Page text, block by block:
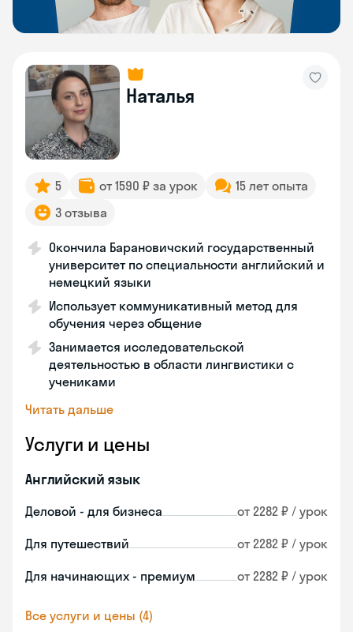
Наталья
5 от 1590 ₽ за урок
15 лет опыта
3 отзыва
Окончила Барановичский государственный
университет по специальности английский и
немецкий языки
Использует коммуникативный метод для
обучения через общение
Занимается исследовательской
деятельностью в области лингвистики с
учениками
Читать дальше
Услуги и цены
Английский язык
Деловой - для бизнеса от 2282 ₽ / урок
Для путешествий от 2282 ₽ / урок
Для начинающих - премиум от 2282 ₽ / урок
Все услуги и цены (4)